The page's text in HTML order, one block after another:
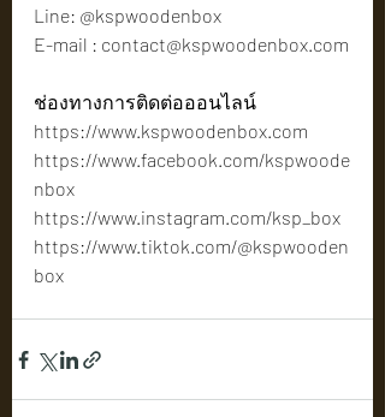
Line: @kspwoodenbox
E-mail : contact@kspwoodenbox.com
ช่องทางการติดต่อออนไลน์
https://www.kspwoodenbox.com
https://www.facebook.com/kspwoode
nbox
https://www.instagram.com/ksp_box
https://www.tiktok.com/@kspwooden
box